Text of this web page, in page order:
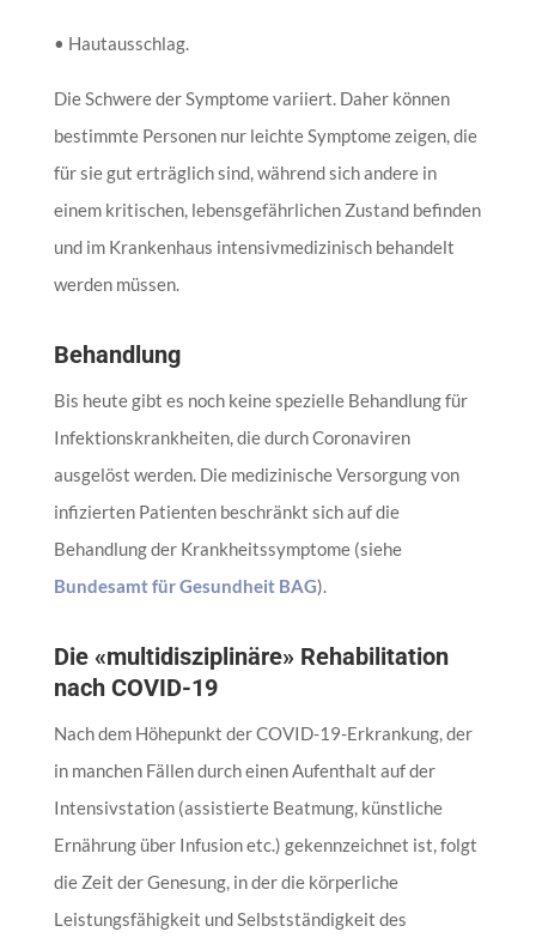
• Hautausschlag.
Die Schwere der Symptome variiert. Daher können
bestimmte Personen nur leichte Symptome zeigen, die
für sie gut erträglich sind, während sich andere in
einem kritischen, lebensgefährlichen Zustand befinden
und im Krankenhaus intensivmedizinisch behandelt
werden müssen.
Behandlung
Bis heute gibt es noch keine spezielle Behandlung für
Infektionskrankheiten, die durch Coronaviren
ausgelöst werden. Die medizinische Versorgung von
infizierten Patienten beschränkt sich auf die
Behandlung der Krankheitssymptome (siehe
Bundesamt für Gesundheit BAG).
Die «multidisziplinäre» Rehabilitation
nach COVID-19
Nach dem Höhepunkt der COVID-19-Erkrankung, der
in manchen Fällen durch einen Aufenthalt auf der
Intensivstation (assistierte Beatmung, künstliche
Ernährung über Infusion etc.) gekennzeichnet ist, folgt
die Zeit der Genesung, in der die körperliche
Leistungsfähigkeit und Selbstständigkeit des